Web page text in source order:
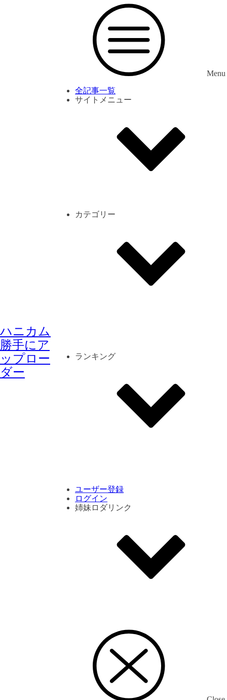
ハニカム
勝手にア
ップロー
ダー
Menu
全記事一覧
サイトメニュー
カテゴリー
ランキング
ユーザー登録
ログイン
姉妹ロダリンク